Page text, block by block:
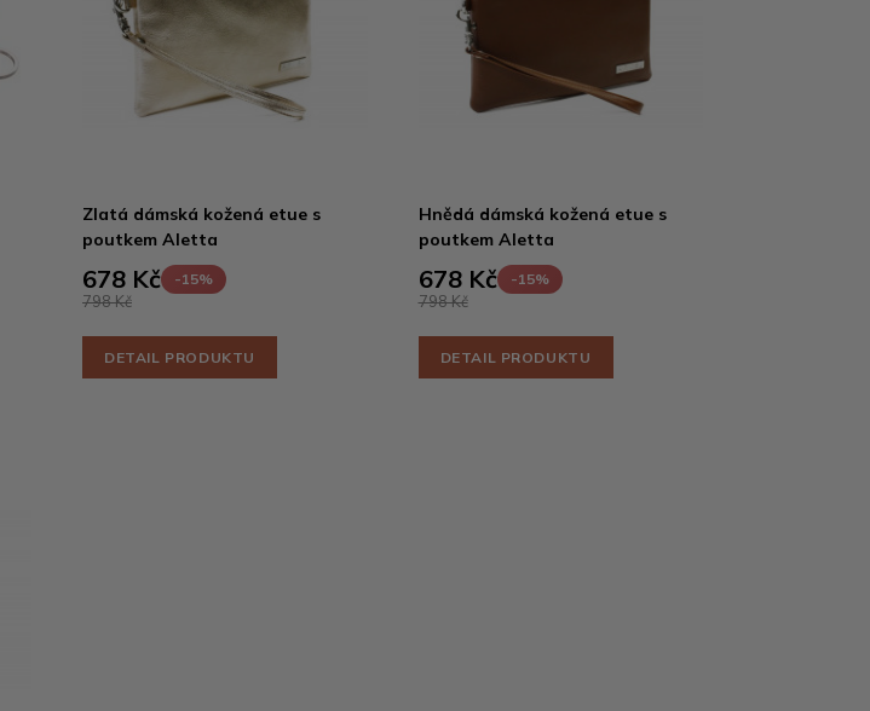
Zlatá dámská kožená etue s
poutkem Aletta
678 Kč -15%
798 Kč
DETAIL PRODUKTU
Hnědá dámská kožená etue s
poutkem Aletta
678 Kč -15%
798 Kč
DETAIL PRODUKTU